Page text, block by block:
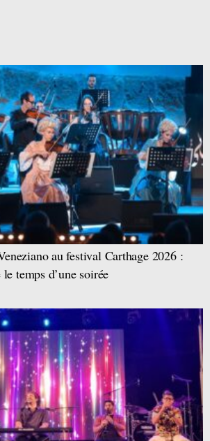
au festival Carthage 2026 :
temps d’une soirée